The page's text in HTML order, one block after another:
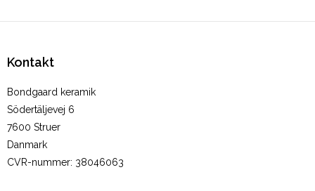
Kontakt
Bondgaard keramik
Södertäljevej 6
7600 Struer
Danmark
CVR-nummer: 38046063